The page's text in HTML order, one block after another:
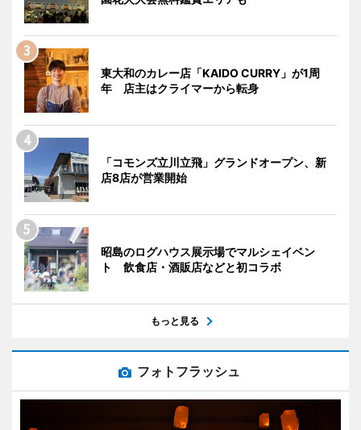
東大和のカレー店「KAIDO CURRY」が1周
年 店主はクライマーから転身
「コモンズ立川立飛」グランドオープン、新
店8店が営業開始
昭島のログハウス展示場でマルシェイベン
ト 飲食店・酒販店などと初コラボ
もっと見る
フォトフラッシュ